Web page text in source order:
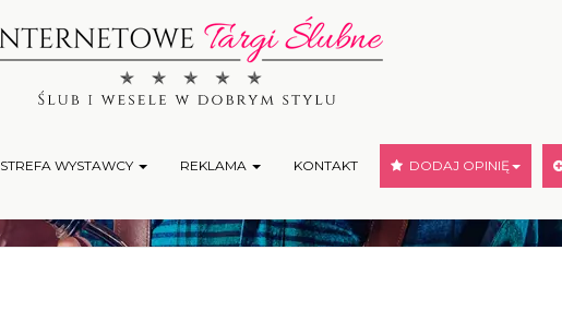
STREFA WYSTAWCY REKLAMA KONTAKT DODAJ OPINIĘ